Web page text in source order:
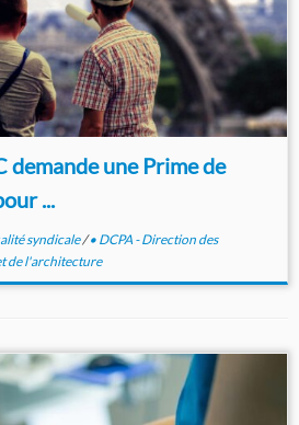
demande une Prime de
...
syndicale/• DCPA - Direction des
de l'architecture